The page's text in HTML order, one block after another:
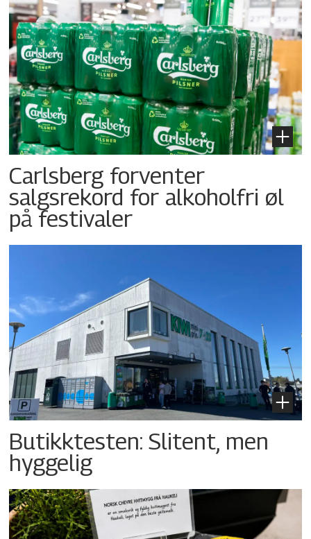
Carlsberg forventer
salgsrekord for alkoholfri øl
på festivaler
Butikktesten: Slitent, men
hyggelig